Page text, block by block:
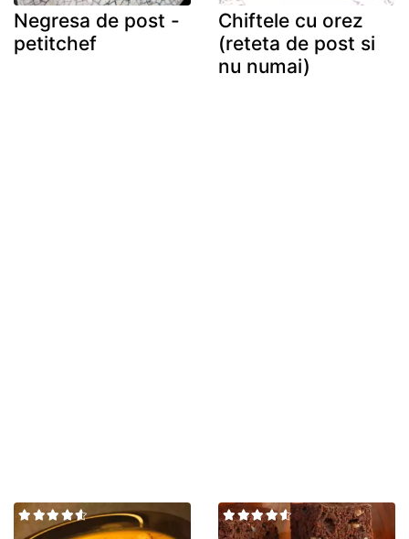
Negresa de post -
petitchef
Chiftele cu orez
(reteta de post si
nu numai)